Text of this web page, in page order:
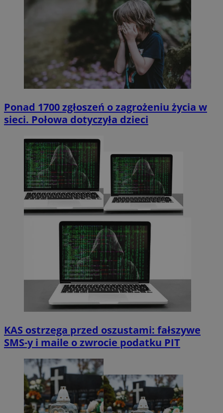
Ponad 1700 zgłoszeń o zagrożeniu życia w
sieci. Połowa dotyczyła dzieci
KAS ostrzega przed oszustami: fałszywe
SMS-y i maile o zwrocie podatku PIT